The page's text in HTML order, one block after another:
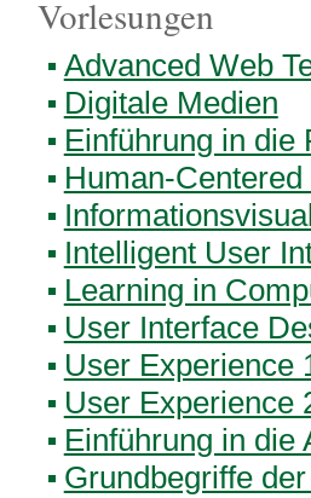
Vorlesungen
Advanced Web
Digitale Medien
Einführung in die
Human-
Intelligent User
Learning in
User Interface
User Experience
User Experience
Einführung in die
Grundbegriffe